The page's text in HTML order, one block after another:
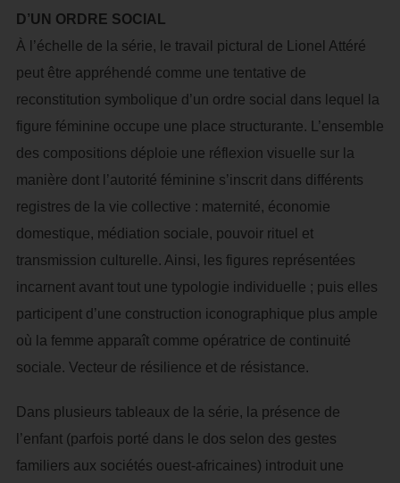
D’UN ORDRE SOCIAL
À l’échelle de la série, le travail pictural de Lionel Attéré
peut être appréhendé comme une tentative de
reconstitution symbolique d’un ordre social dans lequel la
figure féminine occupe une place structurante. L’ensemble
des compositions déploie une réflexion visuelle sur la
manière dont l’autorité féminine s’inscrit dans différents
registres de la vie collective : maternité, économie
domestique, médiation sociale, pouvoir rituel et
transmission culturelle. Ainsi, les figures représentées
incarnent avant tout une typologie individuelle ; puis elles
participent d’une construction iconographique plus ample
où la femme apparaît comme opératrice de continuité
sociale. Vecteur de résilience et de résistance.
Dans plusieurs tableaux de la série, la présence de
l’enfant (parfois porté dans le dos selon des gestes
familiers aux sociétés ouest-africaines) introduit une